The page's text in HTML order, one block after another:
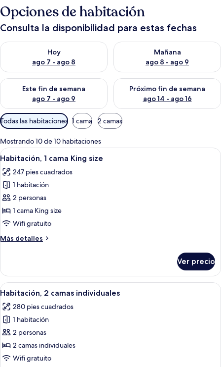
Opciones de habitación
Consulta la disponibilidad para estas fechas
Hoy
ago 7 - ago 8
Consulta la disponibilidad para hoy ago 7 - ago 8
Mañana
ago 8 - ago 9
Consulta la disponibilidad
Este fin de semana
ago 7 - ago 9
Consulta la disponibilidad para este fin de semana ago 7 -
Próximo fin de semana
ago 14 - ago 16
Consulta la disponibilidad
Filtros
disponibles
para
las
habitaciones
Todas las habitaciones 1 cama 2 camas
Mostrando 10 de 10 habitaciones
Abrir
todas
las
fotos
de
Habitación,
1
King
Un baño moderno con un espejo
3
Habitación, 1 cama King size
247 pies cuadrados
1 habitación
2 personas
1 cama King size
Wifi gratuito
Más detalles
Más
1
cama
King
Ver precio
Abrir
todas
las
fotos
de
Habitación,
2
Habitación de hotel con dos camas,
5
Habitación, 2 camas individuales
280 pies cuadrados
1 habitación
2 personas
2 camas individuales
Wifi gratuito